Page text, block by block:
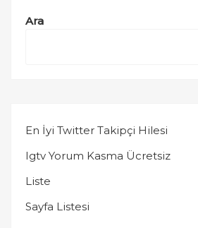
Ara
En İyi Twitter Takipçi Hilesi
Igtv Yorum Kasma Ücretsiz
Liste
Sayfa Listesi